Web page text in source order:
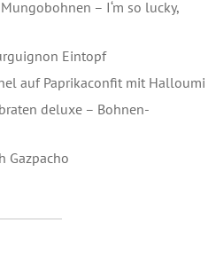
– I‘m so lucky,
Eintopf
auf Paprikaconfit mit Halloumi
deluxe – Bohnen-
Gazpacho